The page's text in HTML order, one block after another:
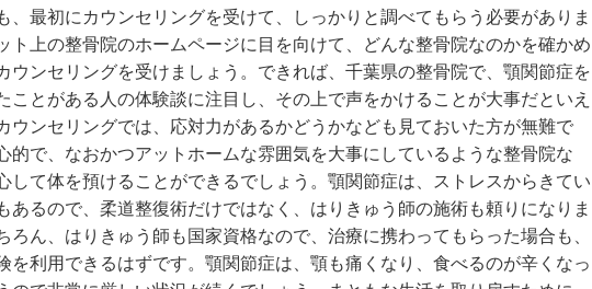
、最初にカウンセリングを受けて、しっかりと調べてもらう必要がありま
ト上の整骨院のホームページに目を向けて、どんな整骨院なのかを確かめ
ウンセリングを受けましょう。できれば、千葉県の整骨院で、顎関節症を
ことがある人の体験談に注目し、その上で声をかけることが大事だといえ
ウンセリングでは、応対力があるかどうかなども見ておいた方が無難で
的で、なおかつアットホームな雰囲気を大事にしているような整骨院な
して体を預けることができるでしょう。顎関節症は、ストレスからきてい
あるので、柔道整復術だけではなく、はりきゅう師の施術も頼りになりま
ろん、はりきゅう師も国家資格なので、治療に携わってもらった場合も、
を利用できるはずです。顎関節症は、顎も痛くなり、食べるのが辛くなっ